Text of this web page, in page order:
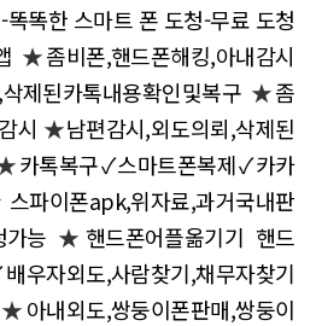
똑한 스마트 폰 도청-무료 도청
★좀비폰,핸드폰해킹,아내감시
제된카톡내용확인및복구 ★좀
시 ★남편감시,외도의뢰,삭제된
카톡복구✓스마트폰복제✓카카
스파이폰apk,위자료,과거국내판
가능 ★ 핸드폰어플옮기기 핸드
자외도,사람찾기,채무자찾기
★아내외도,쌍둥이폰판매,쌍둥이